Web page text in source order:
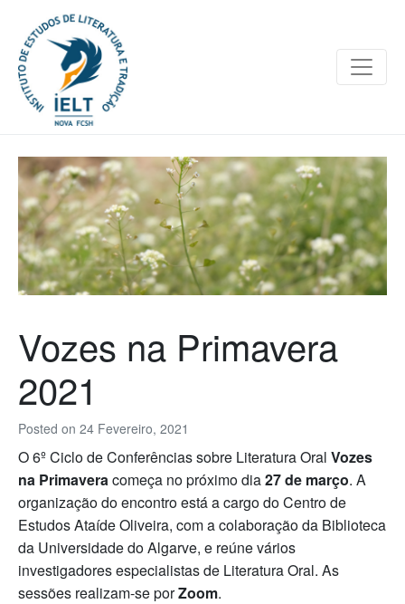
Posted on 24 Fevereiro, 2021
Vozes na Primavera
2021
O 6º Ciclo de Conferências sobre Literatura Oral Vozes
na Primaveracomeça no próximo dia27 de março. A
organização do encontro está a cargo do Centro de
Estudos Ataíde Oliveira, com a colaboração da Biblioteca
da Universidade do Algarve, e reúne vários
investigadores especialistas de Literatura Oral. As
sessões realizam-se porZoom.